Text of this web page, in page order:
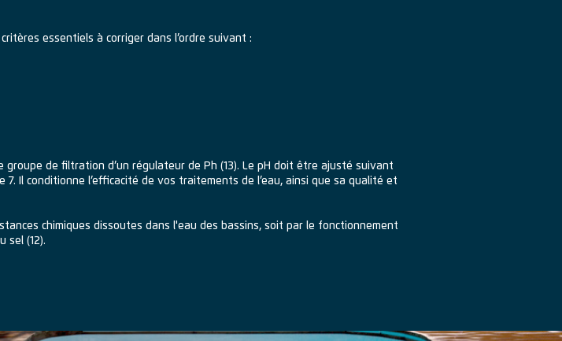
essentiels à corriger dans l’ordre suivant :
de filtration d’un régulateur de Ph (13). Le pH doit être ajusté suivant
Il conditionne l’efficacité de vos traitements de l’eau, ainsi que sa qualité et
chimiques dissoutes dans l'eau des bassins, soit par le fonctionnement
sel (12).